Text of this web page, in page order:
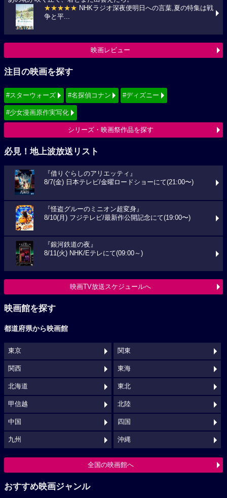
★★★★★ NHKラジオ深夜便明日への言葉,夏の特集は戦
争と平...
映画レビュー
注目の映画を探す
#スターウォーズ #名探偵コナン #ディズニー
#少女漫画原作実写化
シリーズ・映画祭作品を探す
必見！地上波放送リスト
『借りぐらしのアリエッティ』
8/7(金) 日本テレビ/金曜ロードショーにて(21:00〜)
『怪盗グルーのミニオン超変身』
8/10(月) フジテレビ/最新作公開記念にて(19:00〜)
『銀河鉄道の夜』
8/11(火) NHK/Eテレにて(09:00～)
映画TV放送スケジュールへ
映画館を探す
都道府県から映画館
東京 関東
関西 東海
北海道 東北
甲信越 北陸
中国 四国
九州 沖縄
全国の映画館へ
おすすめ映画ジャンル